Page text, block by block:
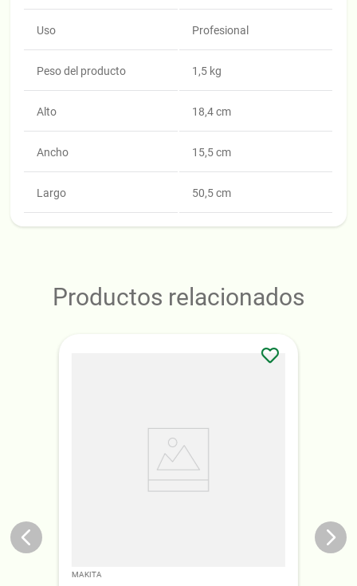
Uso Profesional
Peso del producto 1,5 kg
Alto 18,4 cm
Ancho 15,5 cm
Largo 50,5 cm
Productos relacionados
MAKITA